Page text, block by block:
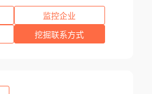
监控企业
挖掘联系方式